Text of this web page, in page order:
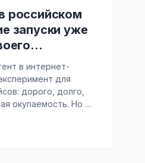
российском
запуски уже
запускать
в интернет-
для
дорого, долго,
окупаемость. Но за
появились первые